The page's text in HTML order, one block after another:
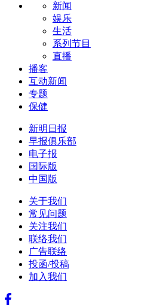
新闻
娱乐
生活
系列节目
直播
播客
互动新闻
专题
保健
新明日报
早报俱乐部
电子报
国际版
中国版
关于我们
常见问题
关注我们
联络我们
广告联络
投函/投稿
加入我们